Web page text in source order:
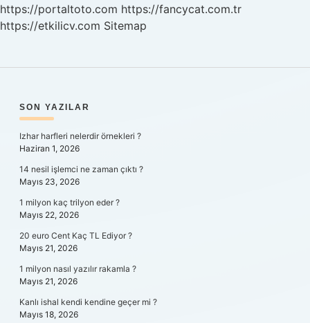
https://portaltoto.com https://fancycat.com.tr
https://etkilicv.com Sitemap
SIDEBAR
SON YAZILAR
Izhar harfleri nelerdir örnekleri ?
Haziran 1, 2026
14 nesil işlemci ne zaman çıktı ?
Mayıs 23, 2026
1 milyon kaç trilyon eder ?
Mayıs 22, 2026
20 euro Cent Kaç TL Ediyor ?
Mayıs 21, 2026
1 milyon nasıl yazılır rakamla ?
Mayıs 21, 2026
Kanlı ishal kendi kendine geçer mi ?
Mayıs 18, 2026